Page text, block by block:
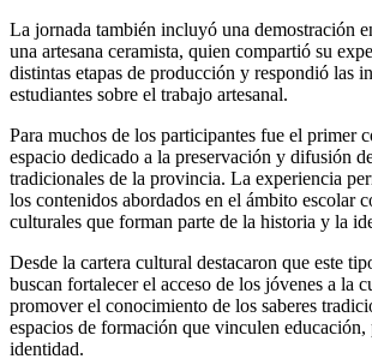
La jornada también incluyó una demostración
una artesana ceramista, quien compartió su
distintas etapas de producción y respondió las
estudiantes sobre el trabajo artesanal.
Para muchos de los participantes fue el primer
espacio dedicado a la preservación y difusión
tradicionales de la provincia. La experiencia
los contenidos abordados en el ámbito escolar
culturales que forman parte de la historia y la
Desde la cartera cultural destacaron que este
buscan fortalecer el acceso de los jóvenes a la
promover el conocimiento de los saberes
espacios de formación que vinculen
identidad.